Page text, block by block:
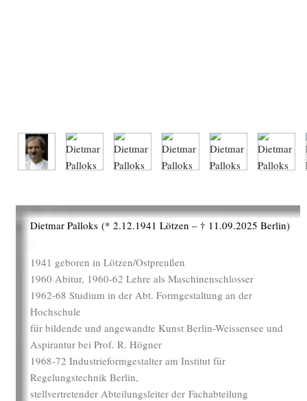
Dietmar Palloks(* 2.12.1941 Lötzen – † 11.09.2025 Berlin)
1941 geboren in Lötzen/Ostpreußen
1960 Abitur, 1960-62 Lehre als Maschinenschlosser
1962-68 Studium in der Abt. Formgestaltung an der
Hochschule
für bildende und angewandte Kunst Berlin-Weissensee und
Aspirantur bei Prof. R. Högner
1968-72 Industrieformgestalter am Institut für
Regelungstechnik Berlin,
stellvertretender Abteilungsleiter der Fachabteilung